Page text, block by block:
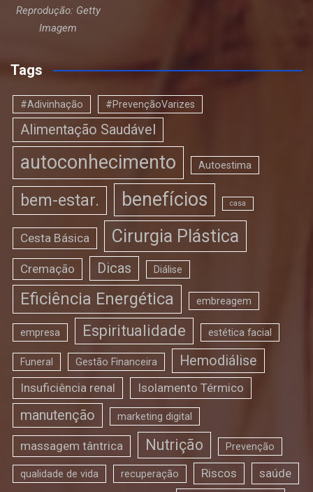
Reprodução: Getty
Imagem
Tags
#Adivinhação #PrevençãoVarizes
Alimentação Saudável
autoconhecimento Autoestima
bem-estar. benefícios casa
Cesta Básica Cirurgia Plástica
Cremação Dicas Diálise
Eficiência Energética embreagem
empresa Espiritualidade estética facial
Funeral Gestão Financeira Hemodiálise
Insuficiência renal Isolamento Térmico
manutenção marketing digital
massagem tântrica Nutrição Prevenção
qualidade de vida recuperação Riscos saúde